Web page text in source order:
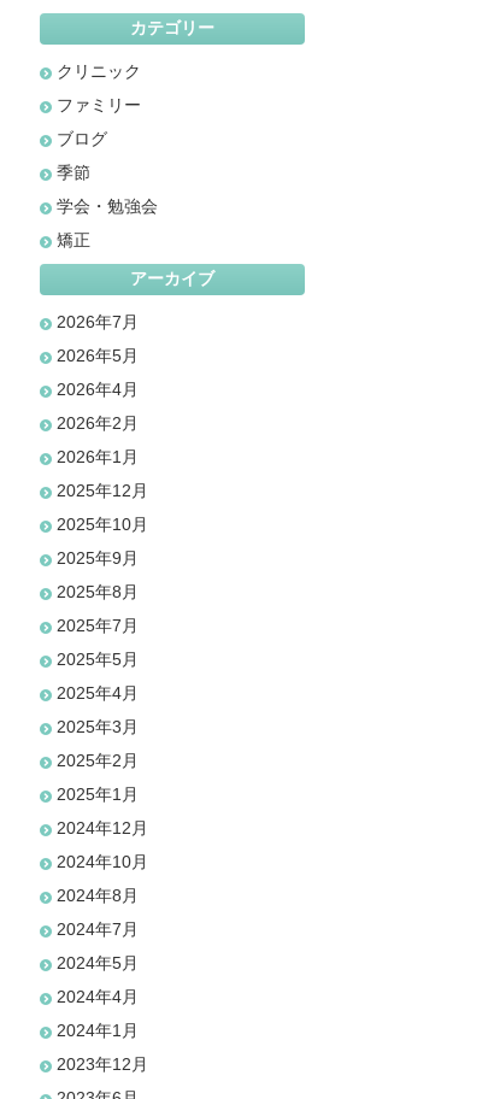
カテゴリー
クリニック
ファミリー
ブログ
季節
学会・勉強会
矯正
アーカイブ
2026年7月
2026年5月
2026年4月
2026年2月
2026年1月
2025年12月
2025年10月
2025年9月
2025年8月
2025年7月
2025年5月
2025年4月
2025年3月
2025年2月
2025年1月
2024年12月
2024年10月
2024年8月
2024年7月
2024年5月
2024年4月
2024年1月
2023年12月